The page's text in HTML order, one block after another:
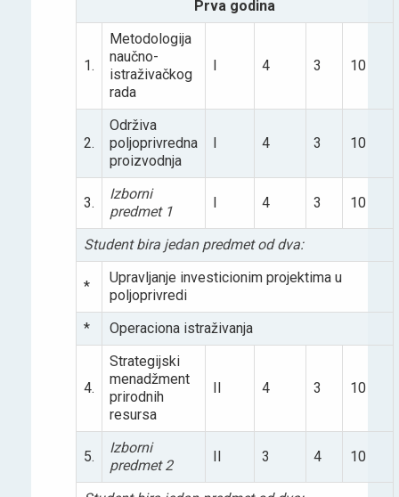
Prva godina
1.
Metodologija
naučno-
istraživačkog
rada
4 3 10
2.
Održiva
poljoprivredna
proizvodnja
4 3 10
3.
Izborni
predmet 1
4 3 10
Student bira jedan predmet od dva:
*
Upravljanje investicionim projektima u
poljoprivredi
*
Operaciona istraživanja
4.
Strategijski
menadžment
prirodnih
resursa
4 3 10
5.
Izborni
predmet 2
3 4 10